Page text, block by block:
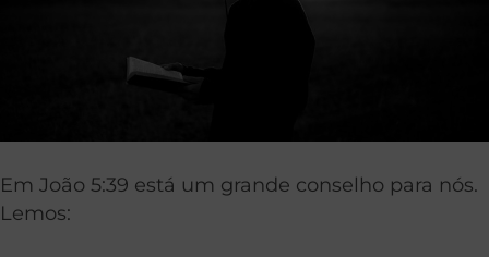
Em João 5:39 está um grande conselho para nós.
Lemos: